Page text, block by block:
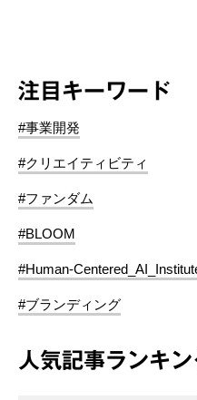
注目キーワード
#事業開発
#クリエイティビティ
#ファンダム
#BLOOM
#Human-
#ブランディング
人気記事ランキン